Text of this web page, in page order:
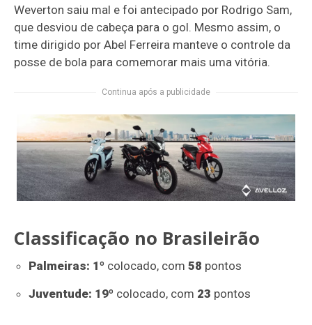
Weverton saiu mal e foi antecipado por Rodrigo Sam,
que desviou de cabeça para o gol. Mesmo assim, o
time dirigido por Abel Ferreira manteve o controle da
posse de bola para comemorar mais uma vitória.
Continua após a publicidade
Classificação no Brasileirão
Palmeiras: 1º colocado, com 58 pontos
Juventude: 19º colocado, com 23 pontos